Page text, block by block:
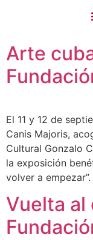
Arte
El 11 y 12 de
Canis Majoris,
Cultural Gonzalo
la exposición
volver a empezar”.
Vuelta al